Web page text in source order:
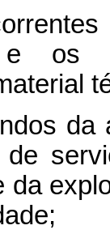
e os
da
da